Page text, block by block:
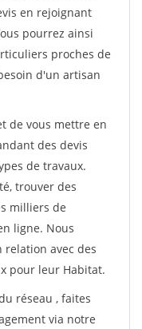
en rejoignant
pourrez ainsi
proches de
d'un artisan
de vous mettre en
des devis
de travaux.
trouver des
milliers de
ligne. Nous
relation avec des
pour leur Habitat.
réseau , faites
via notre